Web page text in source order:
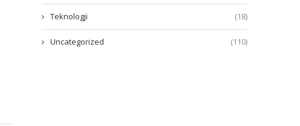
Teknologji (18)
Uncategorized (110)